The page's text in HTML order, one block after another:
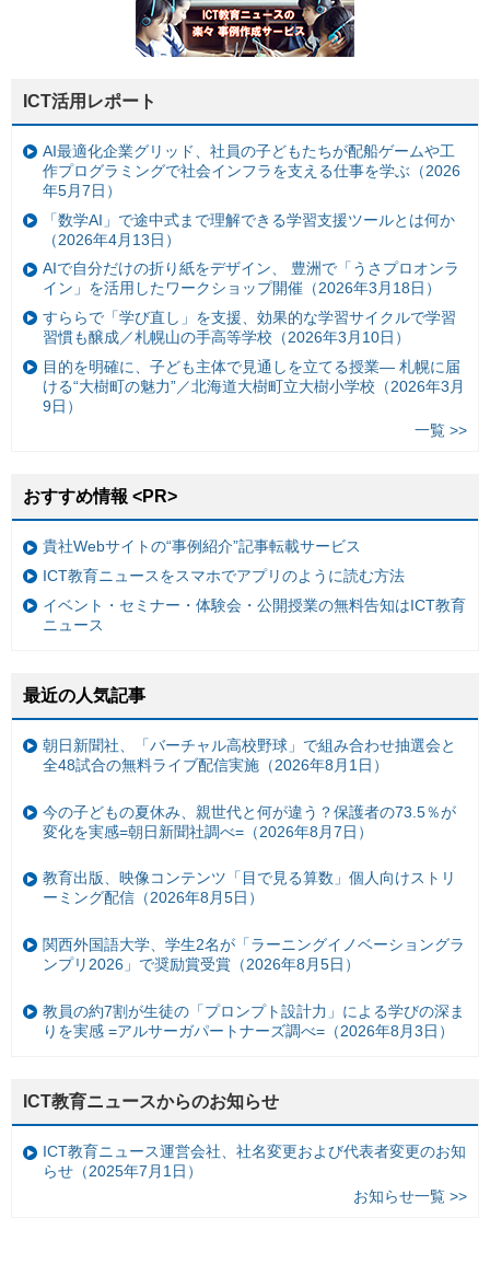
ICT活用レポート
AI最適化企業グリッド、社員の子どもたちが配船ゲームや工
作プログラミングで社会インフラを支える仕事を学ぶ（2026
年5月7日）
「数学AI」で途中式まで理解できる学習支援ツールとは何か
（2026年4月13日）
AIで自分だけの折り紙をデザイン、 豊洲で「うさプロオンラ
イン」を活用したワークショップ開催（2026年3月18日）
すららで「学び直し」を支援、効果的な学習サイクルで学習
習慣も醸成／札幌山の手高等学校（2026年3月10日）
目的を明確に、子ども主体で見通しを立てる授業— 札幌に届
ける“大樹町の魅力”／北海道大樹町立大樹小学校（2026年3月
9日）
一覧 >>
おすすめ情報 <PR>
貴社Webサイトの“事例紹介”記事転載サービス
ICT教育ニュースをスマホでアプリのように読む方法
イベント・セミナー・体験会・公開授業の無料告知はICT教育
ニュース
最近の人気記事
朝日新聞社、「バーチャル高校野球」で組み合わせ抽選会と
全48試合の無料ライブ配信実施（2026年8月1日）
今の子どもの夏休み、親世代と何が違う？保護者の73.5％が
変化を実感=朝日新聞社調べ=（2026年8月7日）
教育出版、映像コンテンツ「目で見る算数」個人向けストリ
ーミング配信（2026年8月5日）
関西外国語大学、学生2名が「ラーニングイノベーショングラ
ンプリ2026」で奨励賞受賞（2026年8月5日）
教員の約7割が生徒の「プロンプト設計力」による学びの深ま
りを実感 =アルサーガパートナーズ調べ=（2026年8月3日）
ICT教育ニュースからのお知らせ
ICT教育ニュース運営会社、社名変更および代表者変更のお知
らせ（2025年7月1日）
お知らせ一覧 >>